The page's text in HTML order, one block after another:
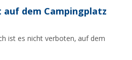
auf dem Campingplatz
ist es nicht verboten, auf dem